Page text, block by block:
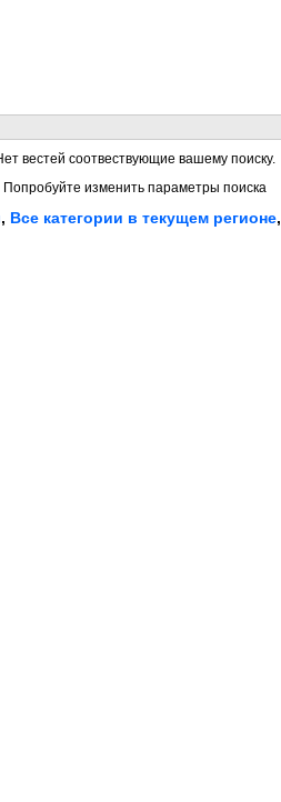
вестей соотвествующие вашему поиску.
Попробуйте изменить параметры поиска
, Все категории в текущем регионе,